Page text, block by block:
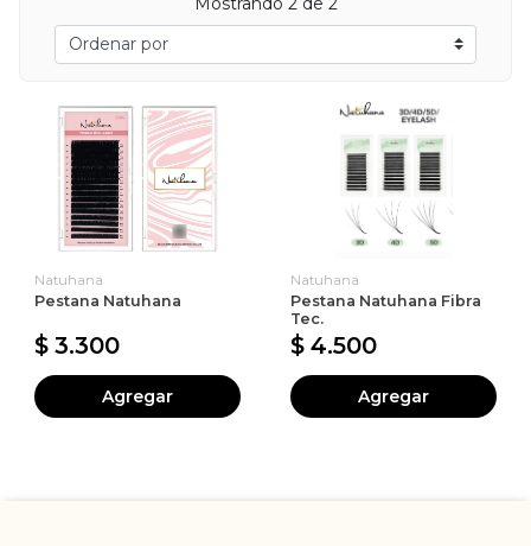
Natuhana
Pestana Natuhana
$ 3.300
Agregar
Natuhana
Pestana Natuhana Fibra
Tec.
$ 4.500
Agregar